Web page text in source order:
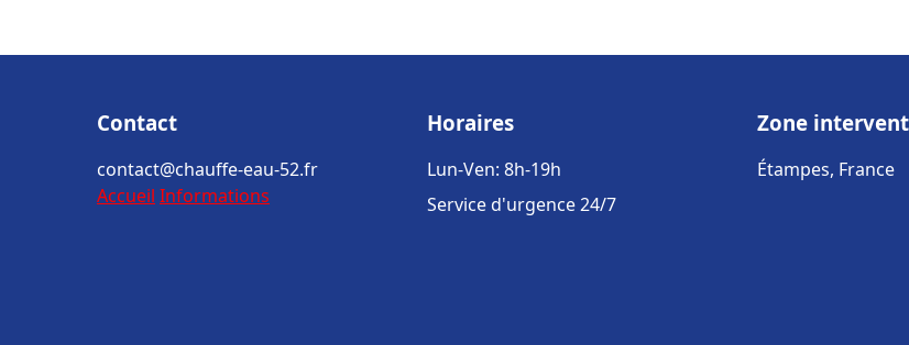
Contact
contact@chauffe-eau-52.fr
Accueil Informations
Horaires
Lun-Ven: 8h-19h
Service d'urgence 24/7
Zone
Étampes, France